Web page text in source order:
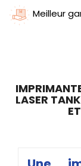
Meilleur
LASER